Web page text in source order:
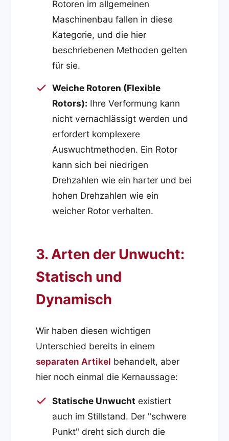
Rotoren im allgemeinen
Maschinenbau fallen in diese
Kategorie, und die hier
beschriebenen Methoden gelten
für sie.
Weiche Rotoren (Flexible
Rotors): Ihre Verformung kann
nicht vernachlässigt werden und
erfordert komplexere
Auswuchtmethoden. Ein Rotor
kann sich bei niedrigen
Drehzahlen wie ein harter und bei
hohen Drehzahlen wie ein
weicher Rotor verhalten.
3. Arten der Unwucht:
Statisch und
Dynamisch
Wir haben diesen wichtigen
Unterschied bereits in einem
separaten Artikel behandelt, aber
hier noch einmal die Kernaussage:
Statische Unwucht existiert
auch im Stillstand. Der "schwere
Punkt" dreht sich durch die